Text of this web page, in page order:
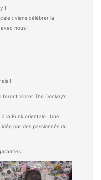
!
: viens célébrer la
nous !
!
feront vibrer The Donkey’s
à la Funk orientale…Une
par des passionnés du
!